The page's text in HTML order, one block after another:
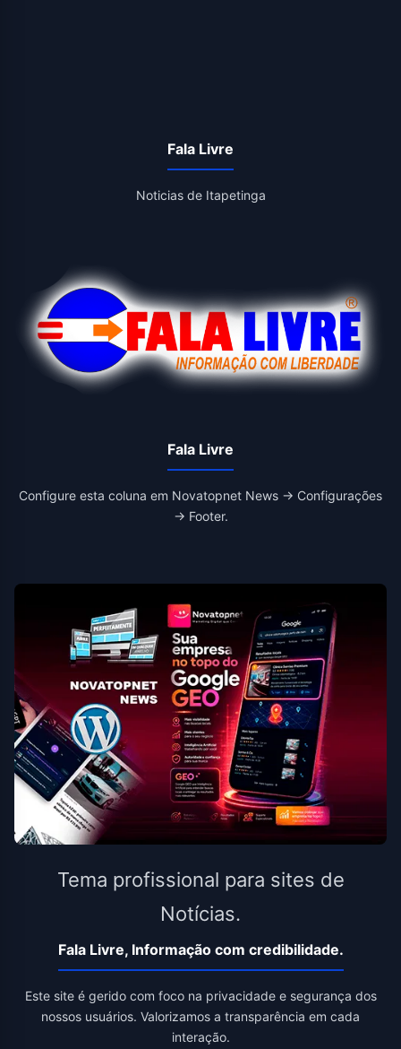
Fala Livre
Noticias de Itapetinga
Fala Livre
Configure esta coluna em Novatopnet News → Configurações
→ Footer.
Tema profissional para sites de
Notícias.
Fala Livre, Informação com credibilidade.
Este site é gerido com foco na privacidade e segurança dos
nossos usuários. Valorizamos a transparência em cada
interação.